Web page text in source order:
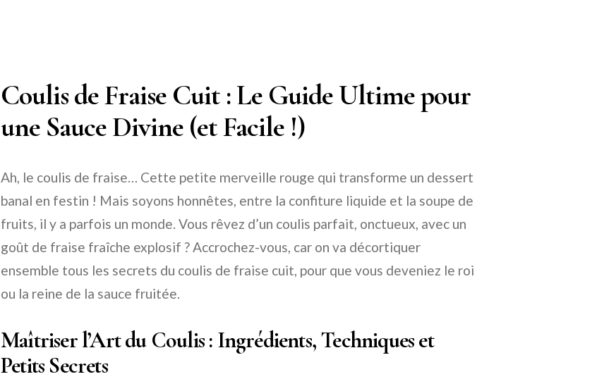
Coulis de Fraise Cuit : Le Guide Ultime pour
une Sauce Divine (et Facile !)
Ah, le coulis de fraise… Cette petite merveille rouge qui transforme un dessert
banal en festin ! Mais soyons honnêtes, entre la confiture liquide et la soupe de
fruits, il y a parfois un monde. Vous rêvez d’un coulis parfait, onctueux, avec un
goût de fraise fraîche explosif ? Accrochez-vous, car on va décortiquer
ensemble tous les secrets du coulis de fraise cuit, pour que vous deveniez le roi
ou la reine de la sauce fruitée.
Maîtriser l’Art du Coulis : Ingrédients, Techniques et
Petits Secrets